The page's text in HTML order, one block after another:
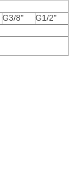
G3/8"
G1/2"